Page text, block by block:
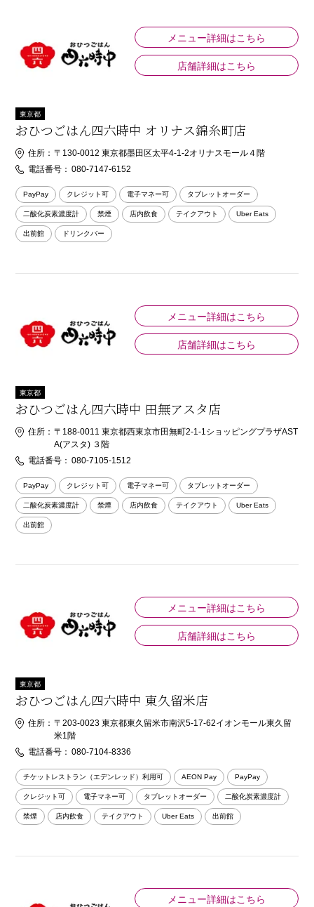
メニュー詳細はこちら
店舗詳細はこちら
東京都
おひつごはん四六時中 オリナス錦糸町店
住所： 〒130-0012 東京都墨田区太平4-1-2オリナスモール４階
電話番号： 080-7147-6152
PayPay クレジット可 電子マネー可 タブレットオーダー
二酸化炭素濃度計 禁煙 店内飲食 テイクアウト Uber Eats
出前館 ドリンクバー
メニュー詳細はこちら
店舗詳細はこちら
東京都
おひつごはん四六時中 田無アスタ店
住所： 〒188-0011 東京都西東京市田無町2-1-1ショッピングプラザAST
A(アスタ) ３階
電話番号： 080-7105-1512
PayPay クレジット可 電子マネー可 タブレットオーダー
二酸化炭素濃度計 禁煙 店内飲食 テイクアウト Uber Eats
出前館
メニュー詳細はこちら
店舗詳細はこちら
東京都
おひつごはん四六時中 東久留米店
住所： 〒203-0023 東京都東久留米市南沢5-17-62イオンモール東久留
米1階
電話番号： 080-7104-8336
チケットレストラン（エデンレッド）利用可 AEON Pay PayPay
クレジット可 電子マネー可 タブレットオーダー 二酸化炭素濃度計
禁煙 店内飲食 テイクアウト Uber Eats 出前館
メニュー詳細はこちら